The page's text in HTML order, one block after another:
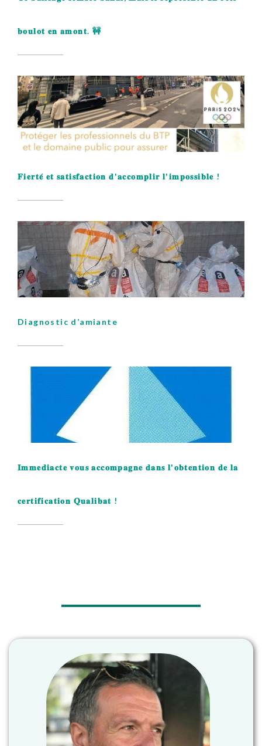
𝐛𝐨𝐮𝐥𝐨𝐭 𝐞𝐧 𝐚𝐦𝐨𝐧𝐭. 🚧
𝐅𝐢𝐞𝐫𝐭𝐞́ 𝐞𝐭 𝐬𝐚𝐭𝐢𝐬𝐟𝐚𝐜𝐭𝐢𝐨𝐧 𝐝'𝐚𝐜𝐜𝐨𝐦𝐩𝐥𝐢𝐫 𝐥'𝐢𝐦𝐩𝐨𝐬𝐬𝐢𝐛𝐥𝐞 !
Diagnostic d’amiante
𝐈𝐦𝐦𝐞𝐝𝐢𝐚𝐜𝐭𝐞 𝐯𝐨𝐮𝐬 𝐚𝐜𝐜𝐨𝐦𝐩𝐚𝐠𝐧𝐞 𝐝𝐚𝐧𝐬 𝐥'𝐨𝐛𝐭𝐞𝐧𝐭𝐢𝐨𝐧 𝐝𝐞 𝐥𝐚
𝐜𝐞𝐫𝐭𝐢𝐟𝐢𝐜𝐚𝐭𝐢𝐨𝐧 𝐐𝐮𝐚𝐥𝐢𝐛𝐚𝐭 !